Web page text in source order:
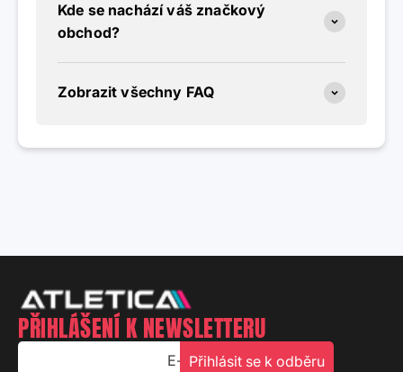
Kde se nachází váš značkový
obchod?
Zobrazit všechny FAQ
PŘIHLÁŠENÍ K NEWSLETTERU
E-mailPřihlásit se k odběru